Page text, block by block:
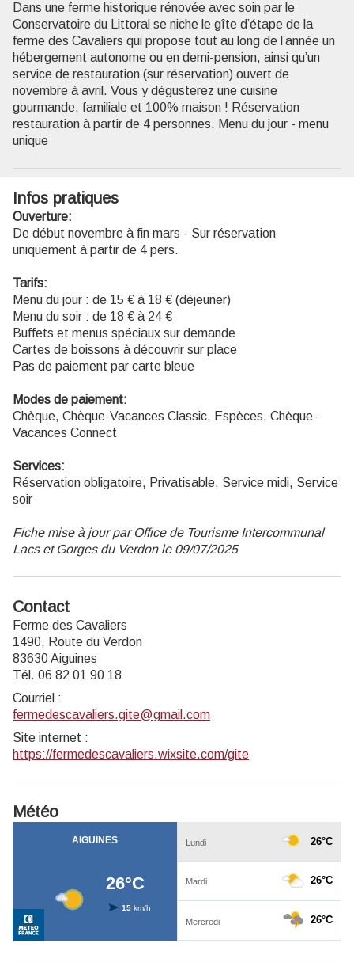
Dans une ferme historique rénovée avec soin par le
Conservatoire du Littoral se niche le gîte d’étape de la
ferme des Cavaliers qui propose tout au long de l’année un
hébergement autonome ou en demi-pension, ainsi qu’un
service de restauration (sur réservation) ouvert de
novembre à avril. Vous y dégusterez une cuisine
gourmande, familiale et 100% maison ! Réservation
restauration à partir de 4 personnes. Menu du jour - menu
unique
Infos pratiques
Ouverture:
De début novembre à fin mars - Sur réservation
uniquement à partir de 4 pers.
Tarifs:
Menu du jour : de 15 € à 18 € (déjeuner)
Menu du soir : de 18 € à 24 €
Buffets et menus spéciaux sur demande
Cartes de boissons à découvrir sur place
Pas de paiement par carte bleue
Modes de paiement:
Chèque, Chèque-Vacances Classic, Espèces, Chèque-
Vacances Connect
Services:
Réservation obligatoire, Privatisable, Service midi, Service
soir
Fiche mise à jour par Office de Tourisme Intercommunal
Lacs et Gorges du Verdon le 09/07/2025
Contact
Ferme des Cavaliers
1490, Route du Verdon
83630 Aiguines
Tél. 06 82 01 90 18
Courriel :
fermedescavaliers.gite@gmail.com
Site internet :
https://fermedescavaliers.wixsite.com/gite
Météo